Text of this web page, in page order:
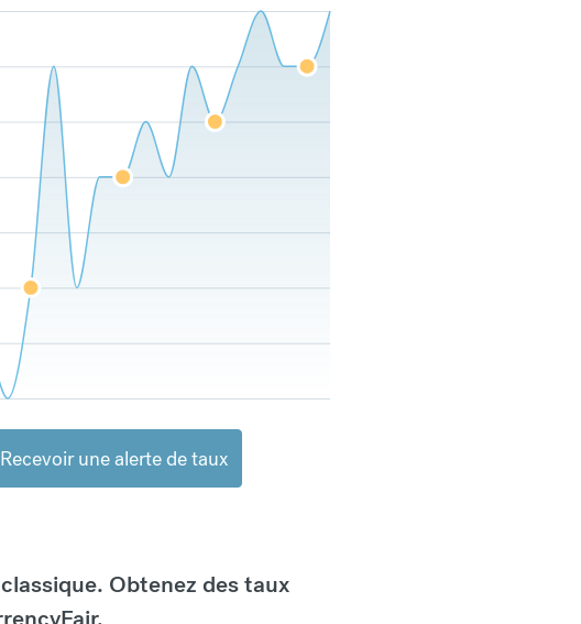
Recevoir une alerte de taux
Obtenez des taux